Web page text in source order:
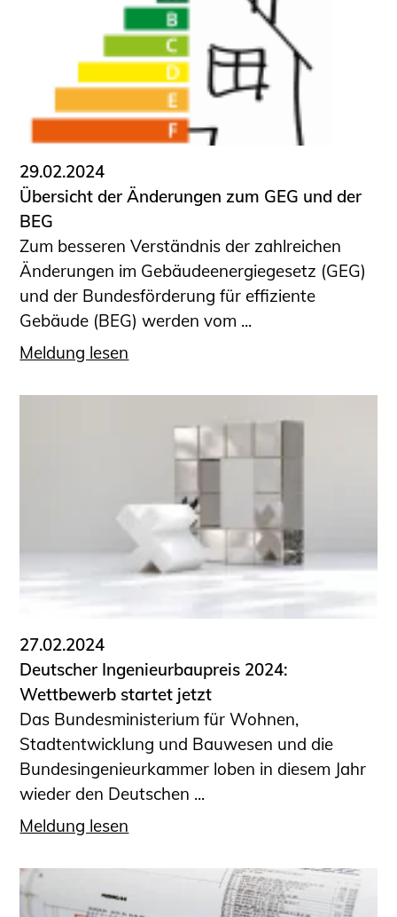
Sachkundige für Zustands- und
Funktionsprüfung privater
Abwasserleitungen
Vereinbarungen mit
Ingenieurkammern
Büronachfolge
Zusatzqualifikationen
Geschützter Bereich
Informationen für Auftraggeber und
Verbraucher
Ingenieursuche (Mitglieder der IK-Bau
NRW)
Fachlisten
Bauherren-ABC
Projekte für Schülerinnen und Schüler
START.ING. Das Studierenden Praxis-
Wissenswertes für Studierende
Wettbewerbe für Studierende
BLING.BLING.
Kammer Newsletter
Kontakt und Anfahrt
Impressum
Datenschutz
Ingenieurakademie West
29.02.2024
Übersicht der Änderungen zum GEG und der
BEG
Zum besseren Verständnis der zahlreichen
Änderungen im Gebäudeenergiegesetz (GEG)
und der Bundesförderung für effiziente
Gebäude (BEG) werden vom ...
Meldung lesen
27.02.2024
Deutscher Ingenieurbaupreis 2024:
Wettbewerb startet jetzt
Das Bundesministerium für Wohnen,
Stadtentwicklung und Bauwesen und die
Bundesingenieurkammer loben in diesem Jahr
wieder den Deutschen ...
Meldung lesen